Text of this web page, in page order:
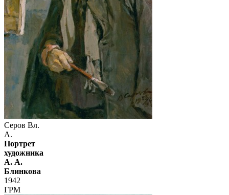
Серов Вл.
А.
Портрет
художника
А. А.
Блинкова
1942
ГРМ